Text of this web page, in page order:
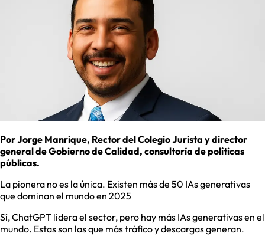
Por Jorge Manrique, Rector del Colegio Jurista y director
general de Gobierno de Calidad, consultoría de políticas
públicas.
La pionera no es la única. Existen más de 50 IAs generativas
que dominan el mundo en 2025
Sí, ChatGPT lidera el sector, pero hay más IAs generativas en el
mundo. Estas son las que más tráfico y descargas generan.